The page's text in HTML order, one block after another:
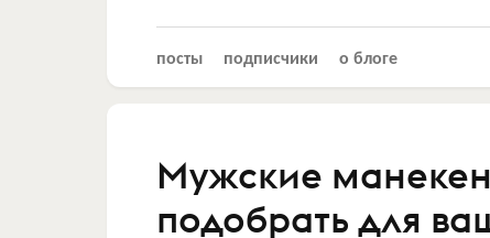
посты подписчики о блоге
Мужские
подобрать для